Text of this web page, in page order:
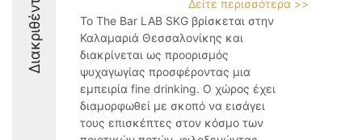
Διακριθέντες
Δείτε περισσότερα >>
Το The Bar LAB SKG βρίσκεται στην
Καλαμαριά Θεσσαλονίκης και
διακρίνεται ως προορισμός
ψυχαγωγίας προσφέροντας μια
εμπειρία fine drinking. Ο χώρος έχει
διαμορφωθεί με σκοπό να εισάγει
τους επισκέπτες στον κόσμο των